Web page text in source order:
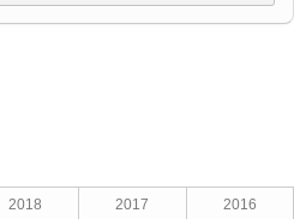
2018 2017 2016